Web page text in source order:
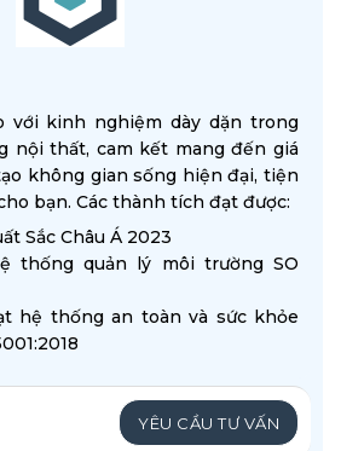
với kinh nghiệm dày dặn trong
nội thất, cam kết mang đến giá
không gian sống hiện đại, tiện
bạn. Các thành tích đạt được:
Sắc Châu Á 2023
thống quản lý môi trường SO
hệ thống an toàn và sức khỏe
YÊU CẦU TƯ VẤN